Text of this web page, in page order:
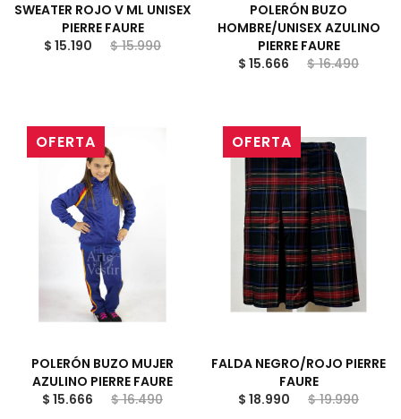
SWEATER ROJO V ML UNISEX
PIERRE FAURE
$ 15.190
$ 15.990
POLERÓN BUZO
HOMBRE/UNISEX AZULINO
PIERRE FAURE
$ 15.666
$ 16.490
OFERTA
POLERÓN BUZO MUJER
AZULINO PIERRE FAURE
$ 15.666
$ 16.490
OFERTA
FALDA NEGRO/ROJO PIERRE
FAURE
$ 18.990
$ 19.990